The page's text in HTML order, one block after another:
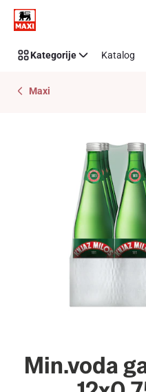
Preskoči link
Kategorije Katalog
Maxi
Min.voda